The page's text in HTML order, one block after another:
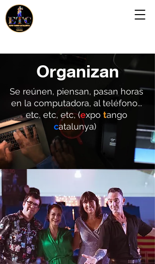
Organizan
Se reúnen, piensan, pasan horas
en la computadora, al teléfono...
etc, etc, etc, (expo tango
catalunya)